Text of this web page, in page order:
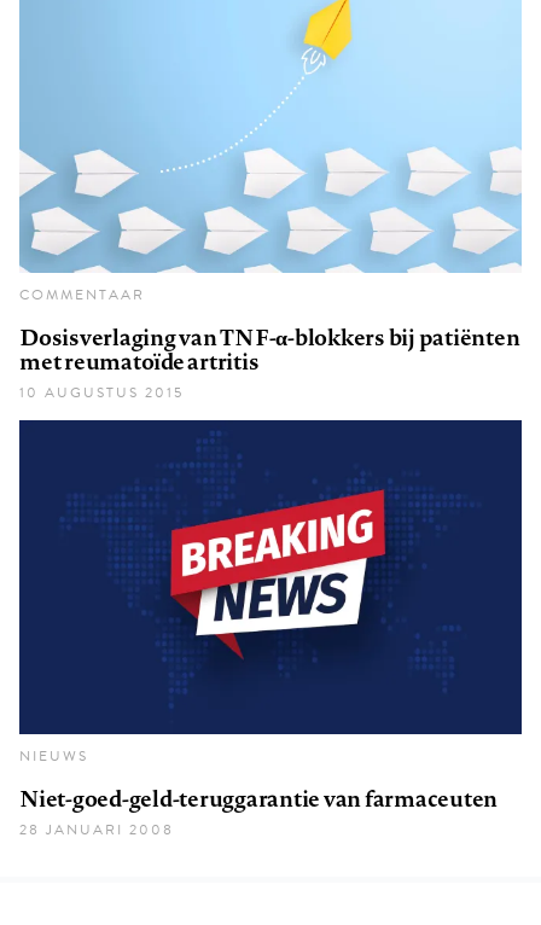
COMMENTAAR
Dosisverlaging van TNF-α-blokkers bij patiënten
met reumatoïde artritis
10 AUGUSTUS 2015
NIEUWS
Niet-goed-geld-teruggarantie van farmaceuten
28 JANUARI 2008